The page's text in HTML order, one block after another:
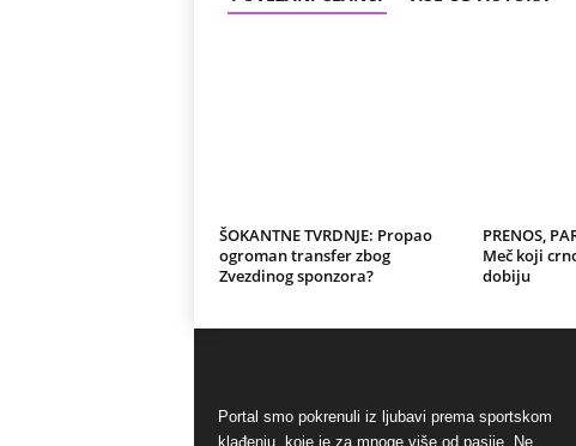
ŠOKANTNE TVRDNJE: Propao
ogroman transfer zbog
Zvezdinog sponzora?
PRENOS,
Meč koji
dobiju
Portal smo pokrenuli iz ljubavi prema sportskom
klađenju, koje je za mnoge više od pasije. Ne